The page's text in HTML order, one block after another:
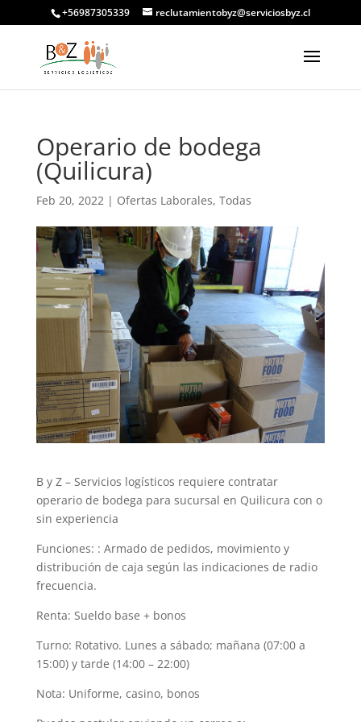
+56987305339 reclutamientobyz@serviciosbyz.cl
Operario de bodega
(Quilicura)
Feb 20, 2022| Ofertas Laborales, Todas
B y Z – Servicios logísticos requiere contratar
operario de bodega para sucursal en Quilicura con o
sin experiencia
Funciones: : Armado de pedidos, movimiento y
distribución de caja según las indicaciones de radio
frecuencia.
Renta: Sueldo base + bonos
Turno: Rotativo. Lunes a sábado; mañana (07:00 a
15:00) y tarde (14:00 – 22:00)
Nota: Uniforme, casino, bonos